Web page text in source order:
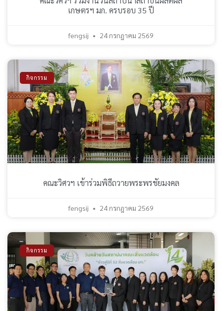
เกษตรฯ มก. ครบรอบ 35 ปี
fengsij 24 กรกฎาคม 2569
กิจกรรม
คณะวิศวฯ เข้าร่วมพิธีถวายพระพรชัยมงคล
fengsij 24 กรกฎาคม 2569
กิจกรรม